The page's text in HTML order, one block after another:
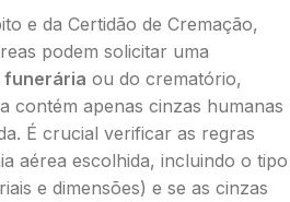
e da Certidão de Cremação,
podem solicitar uma
funerária ou do crematório,
contém apenas cinzas humanas
É crucial verificar as regras
aérea escolhida, incluindo o tipo
e dimensões) e se as cinzas